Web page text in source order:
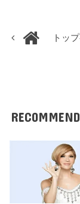
トッ
RECOMMEND